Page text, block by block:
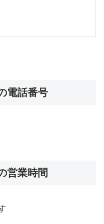
電話番号
営業時間